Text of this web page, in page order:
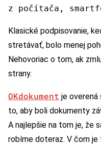
z počítača,
Klasické podpisovanie,
stretávať, bolo menej
Nehovoriac o tom, ak
strany.
OKdokument je overená
to, aby boli dokumenty
A najlepšie na tom je, že
robíme doteraz. V čom je